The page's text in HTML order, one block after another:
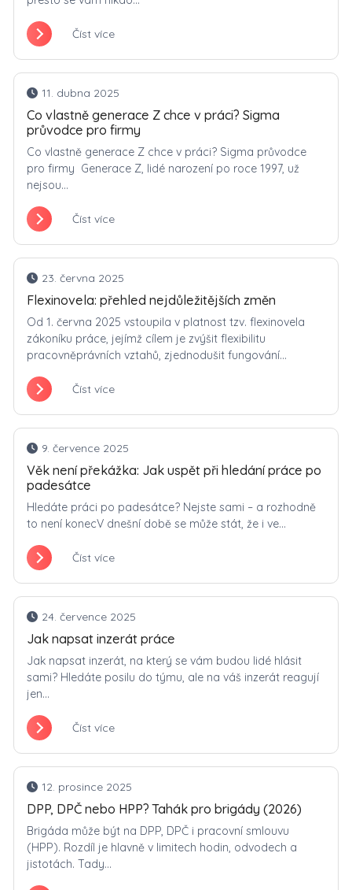
Číst více
11. dubna 2025
Co vlastně generace Z chce v práci? Sigma
průvodce pro firmy
Co vlastně generace Z chce v práci? Sigma průvodce
pro firmy Generace Z, lidé narození po roce 1997, už
nejsou...
Číst více
23. června 2025
Flexinovela: přehled nejdůležitějších změn
Od 1. června 2025 vstoupila v platnost tzv. flexinovela
zákoníku práce, jejímž cílem je zvýšit flexibilitu
pracovněprávních vztahů, zjednodušit fungování...
Číst více
9. července 2025
Věk není překážka: Jak uspět při hledání práce po
padesátce
Hledáte práci po padesátce? Nejste sami – a rozhodně
to není konecV dnešní době se může stát, že i ve...
Číst více
24. července 2025
Jak napsat inzerát práce
Jak napsat inzerát, na který se vám budou lidé hlásit
sami? Hledáte posilu do týmu, ale na váš inzerát reagují
jen...
Číst více
12. prosince 2025
DPP, DPČ nebo HPP? Tahák pro brigády (2026)
Brigáda může být na DPP, DPČ i pracovní smlouvu
(HPP). Rozdíl je hlavně v limitech hodin, odvodech a
jistotách. Tady...